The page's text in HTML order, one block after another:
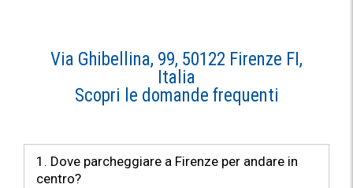
Via Ghibellina, 99, 50122 Firenze FI,
Italia
Scopri le domande frequenti
1. Dove parcheggiare a Firenze per andare in
centro?